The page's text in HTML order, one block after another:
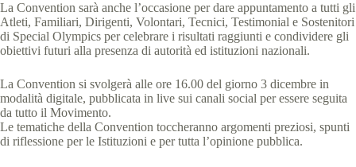
La Convention sarà anche l’occasione per dare appuntamento a tutti gli
Atleti, Familiari, Dirigenti, Volontari, Tecnici, Testimonial e Sostenitori
di Special Olympics per celebrare i risultati raggiunti e condividere gli
obiettivi futuri alla presenza di autorità ed istituzioni nazionali.
La Convention si svolgerà alle ore 16.00 del giorno 3 dicembre in
modalità digitale, pubblicata in live sui canali social per essere seguita
da tutto il Movimento.
Le tematiche della Convention toccheranno argomenti preziosi, spunti
di riflessione per le Istituzioni e per tutta l’opinione pubblica.